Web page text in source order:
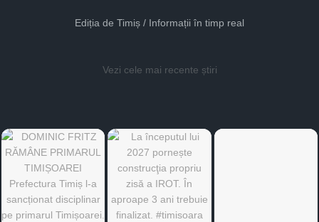
Ediția de Timiș / Informații în timp real
Vezi cele mai recente știri